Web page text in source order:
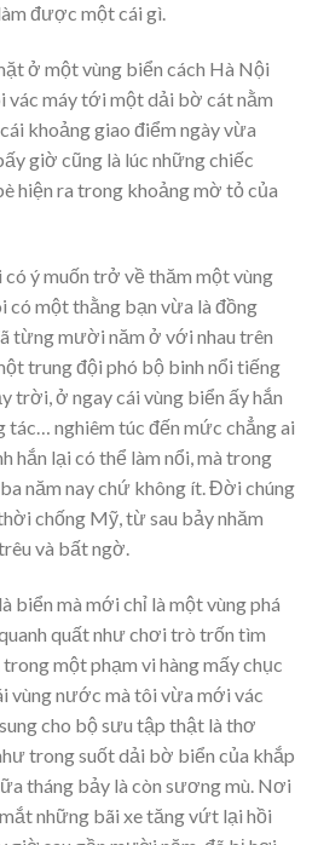
được một cái gì.
ở một vùng biển cách Hà Nội
vác máy tới một dải bờ cát nằm
khoảng giao điểm ngày vừa
giờ cũng là lúc những chiếc
hiện ra trong khoảng mờ tỏ của
ý muốn trở về thăm một vùng
một thằng bạn vừa là đồng
từng mười năm ở với nhau trên
trung đội phó bộ binh nổi tiếng
trời, ở ngay cái vùng biển ấy hắn
tác… nghiêm túc đến mức chẳng ai
hắn lại có thể làm nổi, mà trong
năm nay chứ không ít. Đời chúng
chống Mỹ, từ sau bảy nhăm
và bất ngờ.
biển mà mới chỉ là một vùng phá
quất như chơi trò trốn tìm
một phạm vi hàng mấy chục
vùng nước mà tôi vừa mới vác
cho bộ sưu tập thật là thơ
trong suốt dải bờ biển của khắp
tháng bảy là còn sương mù. Nơi
những bãi xe tăng vứt lại hồi